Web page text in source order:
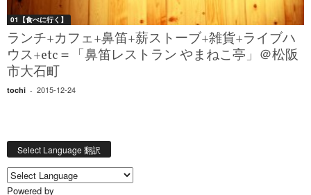
01【食べに行く】
ランチ+カフェ+鼻笛+薪ストーブ+雑貨+ライブハ
ウス+etc＝「鼻笛レストラン やまねこ亭」＠松阪
市大石町
tochi - 2015-12-24
Select Language 翻訳
Powered by